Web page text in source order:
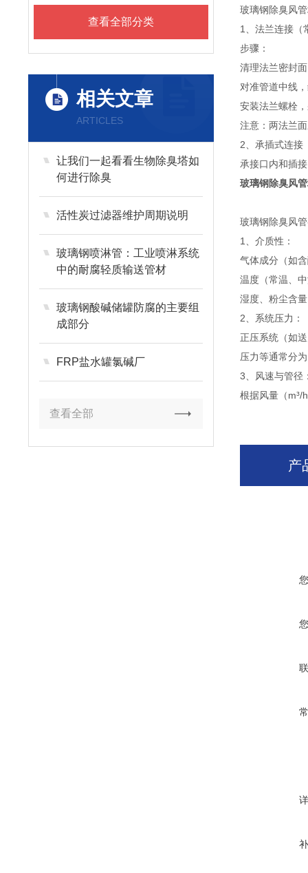
查看全部分类
相关文章
ARTICLES
让我们一起看看生物除臭塔如
何进行除臭
活性炭过滤器维护周期说明
玻璃钢喷淋管：工业喷淋系统
中的耐腐轻质输送管材
玻璃钢酸碱储罐防腐的主要组
成部分
FRP盐水罐氯碱厂
查看全部
玻璃钢除臭风
1、法兰连接（
步骤：
清理法兰密封
对准管道中线
安装法兰螺栓
注意：两法兰
2、承插式连接
承接口内和插
玻璃钢除臭风
玻璃钢除臭风
1、介质性：
气体成分（如
温度（常温、
湿度、粉尘含
2、系统压力：
正压系统（如
压力等通常分
3、风速与管径
根据风量（m³/
产